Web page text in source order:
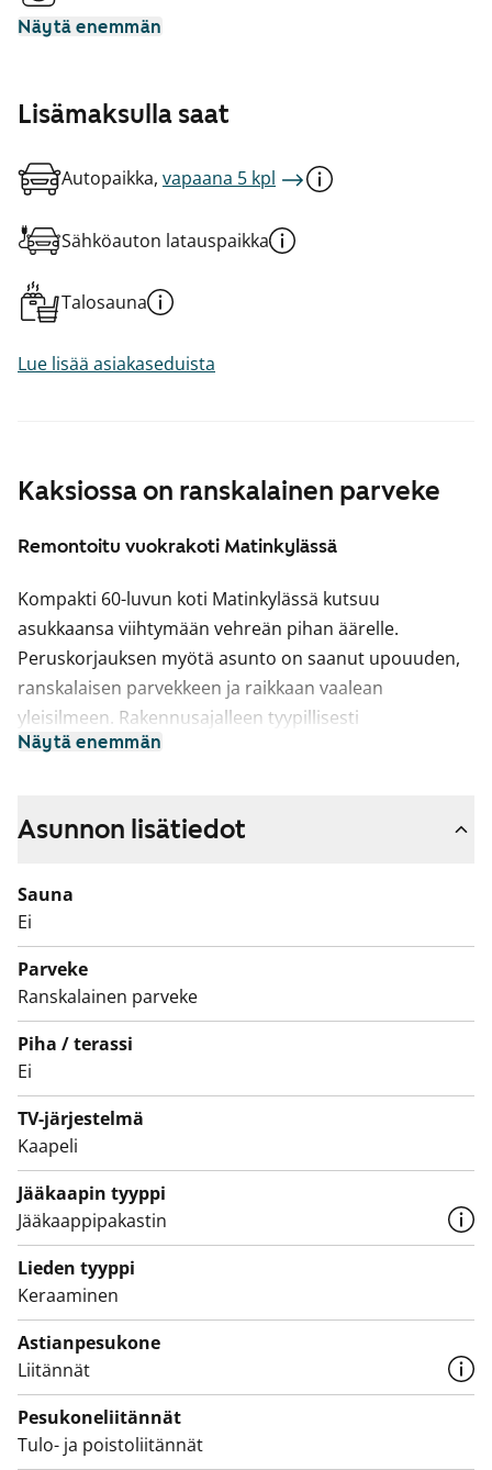
Kaksiossa on ranskalainen parveke
Remontoitu vuokrakoti Matinkylässä
Kompakti 60-luvun koti Matinkylässä kutsuu
asukkaansa viihtymään vehreän pihan äärelle.
Peruskorjauksen myötä asunto on saanut upouuden,
ranskalaisen parvekkeen ja raikkaan vaalean
yleisilmeen. Rakennusajalleen tyypillisesti
olohuoneessa on alkovi, jonka kekseliäs sisustaja voi
kaapistoilla ja hiekansävyisellä kaakeloinnilla.
Kodinkoneista löytyvät jää-pakastinkaappi ja
keraaminen liesi, astianpesukoneellesikin on tilaa.
Kylpyhuoneessa on mattavalkoiset kaakelit ja
vaaleanharmaa laattalattia sekä paikka pyykkikoneelle.
Tervetuloa tutustumaan paikan päälle!
Näytä enemmän
Näytä enemmän
Lisämaksulla saat
Autopaikka, vapaana 5 kpl
Sähköauton latauspaikka
Talosauna
Lue lisää asiakaseduista
Asunnon lisätiedot
Sauna
Ei
Parveke
Ranskalainen parveke
Piha / terassi
Ei
TV-järjestelmä
Kaapeli
Jääkaapin tyyppi
Jääkaappipakastin
Lieden tyyppi
Keraaminen
Astianpesukone
Liitännät
Pesukoneliitännät
Tulo- ja poistoliitännät